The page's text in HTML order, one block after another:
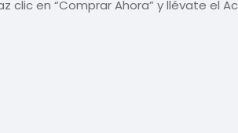
en “Comprar Ahora” y llévate el